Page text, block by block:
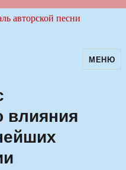
авторскойМЕНЮ
влияния